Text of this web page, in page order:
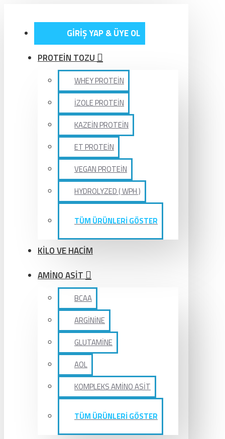
GİRİŞ YAP & ÜYE OL
PROTEİN TOZU
WHEY PROTEİN
İZOLE PROTEİN
KAZEİN PROTEİN
ET PROTEİN
VEGAN PROTEİN
HYDROLYZED ( WPH )
TÜM ÜRÜNLERİ GÖSTER
KİLO VE HACİM
AMİNO ASİT
BCAA
ARGİNİNE
GLUTAMİNE
AOL
KOMPLEKS AMİNO ASİT
TÜM ÜRÜNLERİ GÖSTER